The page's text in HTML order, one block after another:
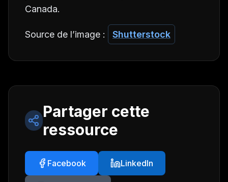
Canada.
Source de l’image : Shutterstock
Partager cette
ressource
Facebook LinkedIn